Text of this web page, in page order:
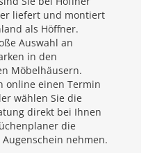
liefert und montiert
als Höffner.
Auswahl an
in den
Möbelhäusern.
online einen Termin
wählen Sie die
direkt bei Ihnen
die
nehmen.